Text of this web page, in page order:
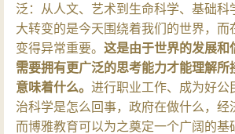
泛：从人文、艺术到生命科学、基础科
大转变的是今天围绕着我们的世界，而
变得异常重要。 这是由于世界的发展和
需要拥有更广泛的思考能力才能理解所
意味着什么。 进行职业工作、成为好公
治科学是怎么回事，政府在做什么，经
而博雅教育可以为之奠定一个广阔的基